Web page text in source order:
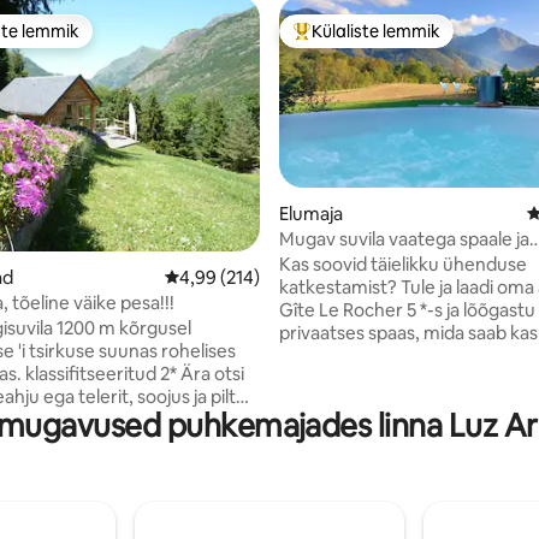
381 hinnangut
lemmik
lemmik
Keskmine hinnang 4,99/5, 214 hinnangut
4,99 (214)
tõeline väike pesa!!!
1200 m kõrgusel
'i tsirkuse suunas rohelises
klassifitseeritud 2* Ära otsi
ega telerit, soojus ja pilt
Lõõgastumine on
ja teiste raptorite
Külaliste suur lemmik
Külaliste lemmik
Elumaja
Mugav suvila vaatega spaale ja
Püreneedele
Kas soovid täielikku ühenduse
katkestamist? Tule ja laadi oma
Gîte Le Rocher 5 *-s ja
privaatses spaas, mida saab
kõiki mugavusi, mida vajad
lõõgastumiseks tänu oma
puhkemajades linna Luz